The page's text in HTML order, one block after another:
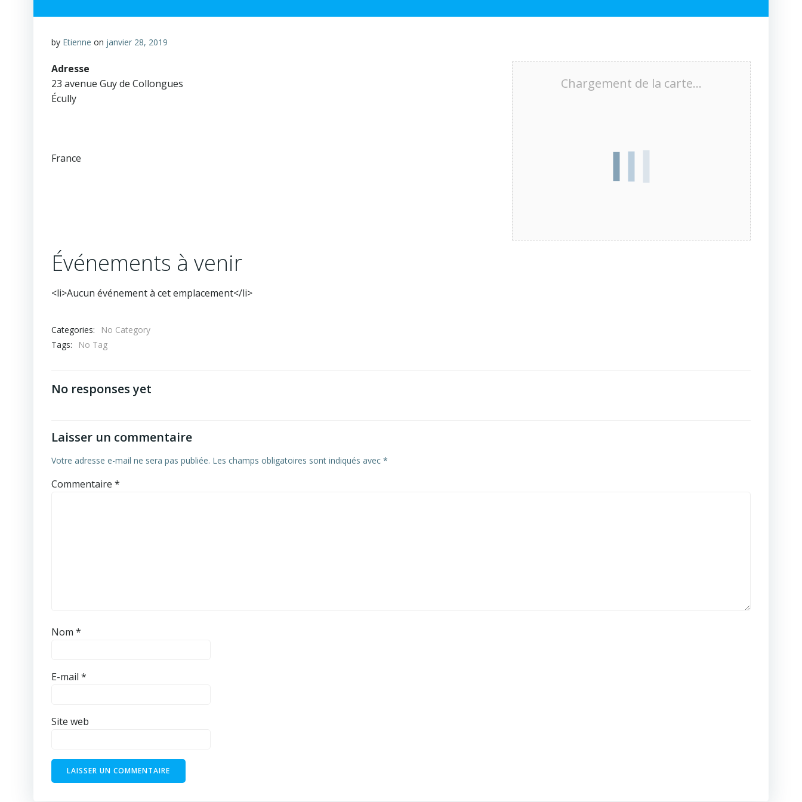
by Etienne on janvier 28, 2019
Chargement de la carte…
Adresse
23 avenue Guy de Collongues
Écully
France
Événements à venir
<li>Aucun événement à cet emplacement</li>
Categories:
No Category
Tags:
No Tag
No responses yet
Laisser un commentaire
Votre adresse e-mail ne sera pas publiée. Les champs obligatoires sont indiqués avec *
Commentaire *
Nom *
E-mail *
Site web